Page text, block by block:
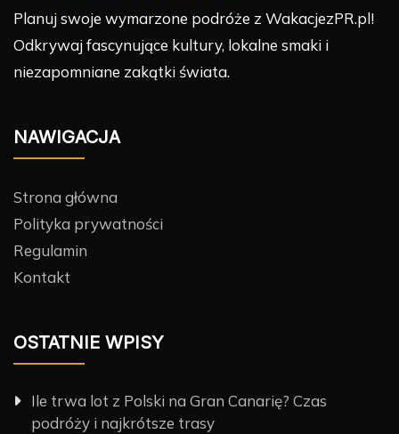
Planuj swoje wymarzone podróże z WakacjezPR.pl!
Odkrywaj fascynujące kultury, lokalne smaki i
niezapomniane zakątki świata.
NAWIGACJA
Strona główna
Polityka prywatności
Regulamin
Kontakt
OSTATNIE WPISY
Ile trwa lot z Polski na Gran Canarię? Czas
podróży i najkrótsze trasy